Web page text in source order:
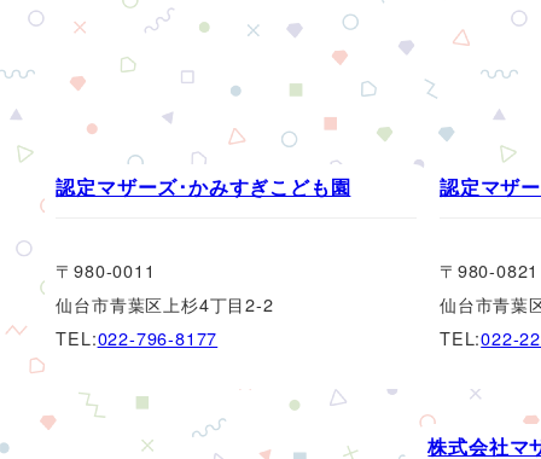
認定マザーズ･かみすぎこども園
〒980-0011
仙台市青葉区上杉4丁目2-2
TEL:022-796-8177
認定マザ
〒980-0821
仙台市青葉
TEL:022-
株式会社マ